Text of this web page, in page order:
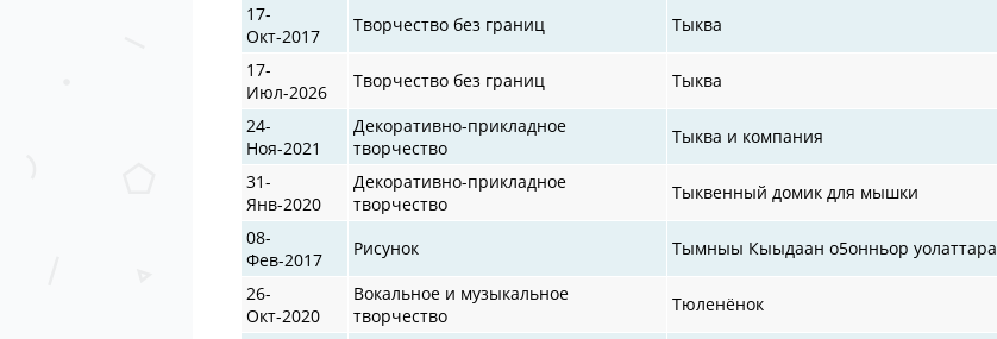
17-
Окт-2017
Творчество без границ Тыква
17-
Июл-2026
Творчество без границ Тыква
24-
Ноя-2021
Декоративно-прикладное
творчество
Тыква и компания
31-
Янв-2020
Декоративно-прикладное
творчество
Тыквенный домик для мышки
08-
Фев-2017
Рисунок Тымныы Кыыдаан о5онньор уолаттара
26-
Окт-2020
Вокальное и музыкальное
творчество
Тюленёнок